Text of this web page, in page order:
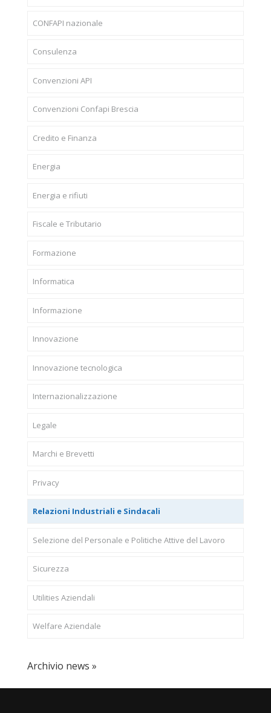
CONFAPI nazionale
Consulenza
Convenzioni API
Convenzioni Confapi Brescia
Credito e Finanza
Energia
Energia e rifiuti
Fiscale e Tributario
Formazione
Informatica
Informazione
Innovazione
Innovazione tecnologica
Internazionalizzazione
Legale
Marchi e Brevetti
Privacy
Relazioni Industriali e Sindacali
Selezione del Personale e Politiche Attive del Lavoro
Sicurezza
Utilities Aziendali
Welfare Aziendale
Archivio news »